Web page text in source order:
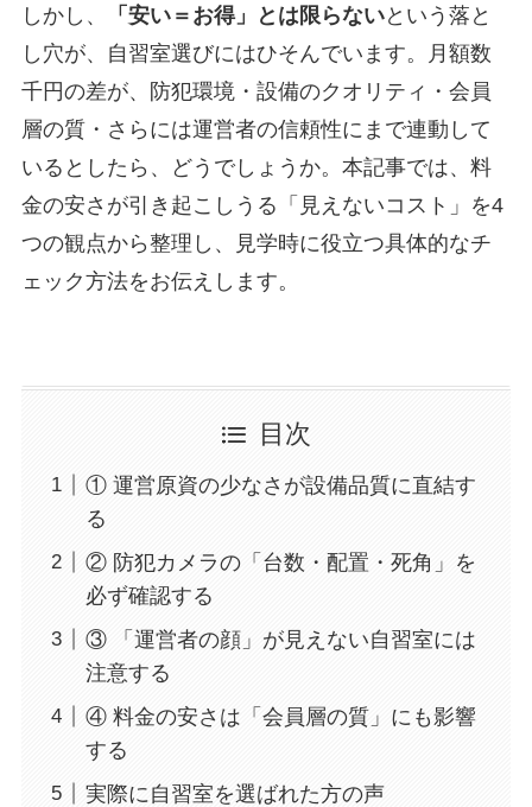
しかし、
「安い＝お得」とは限らないという落と
し穴が、自習室選びにはひそんでいます。月額数
千円の差が、防犯環境・設備のクオリティ・会員
層の質・さらには運営者の信頼性にまで連動して
いるとしたら、どうでしょうか。本記事では、料
金の安さが引き起こしうる「見えないコスト」を4
つの観点から整理し、見学時に役立つ具体的なチ
ェック方法をお伝えします。
目次
① 運営原資の少なさが設備品質に直結す
る
② 防犯カメラの「台数・配置・死角」を
必ず確認する
③ 「運営者の顔」が見えない自習室には
注意する
④ 料金の安さは「会員層の質」にも影響
する
実際に自習室を選ばれた方の声